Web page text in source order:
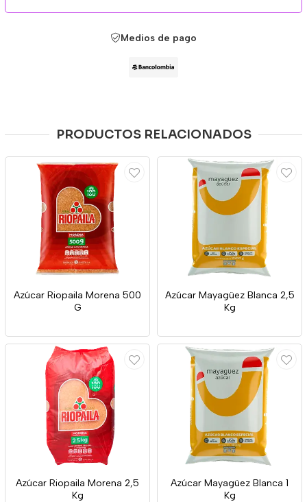
Medios de pago
PRODUCTOS RELACIONADOS
Azúcar Riopaila Morena 500
G
Azúcar Mayagüez Blanca 2,5
Kg
Azúcar Riopaila Morena 2,5
Kg
Azúcar Mayagüez Blanca 1
Kg